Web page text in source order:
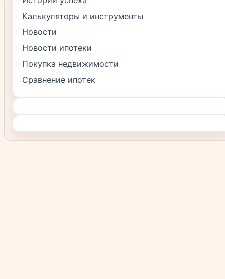
Калькуляторы и инструменты
Новости
Новости ипотеки
Покупка недвижимости
Сравнение ипотек